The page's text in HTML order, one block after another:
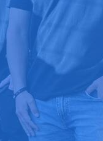
24